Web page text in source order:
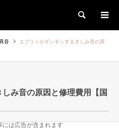
検索
音
エブリィがギシギシするきしみ音の原
み音の原因と修理費用【国
には広告が含まれます